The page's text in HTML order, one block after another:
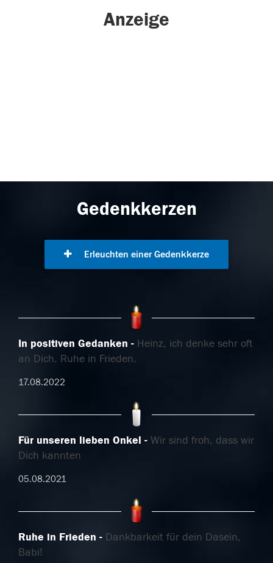
Anzeige
Gedenkkerzen
Erleuchten einer Gedenkkerze
In positiven Gedanken
Heinz, ich denke sehr oft
an Dich. Ruhe in Frieden.
17.08.2022
Für unseren lieben Onkel
Wir sind froh, dass wir
Dich kannten
05.08.2021
Ruhe in Frieden
Dankbarkeit für dein Dasein,
Babi!